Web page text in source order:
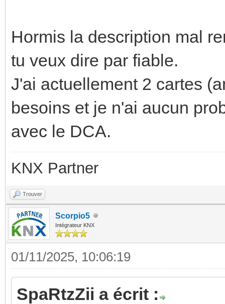
Hormis la description mal
tu veux dire par fiable.
J'ai actuellement 2 cartes
besoins et je n'ai aucun
avec le DCA.
KNX Partner
Trouver
Scorpio5
Intégrateur KNX
01/11/2025, 10:06:19
SpaRtzZii a écrit :